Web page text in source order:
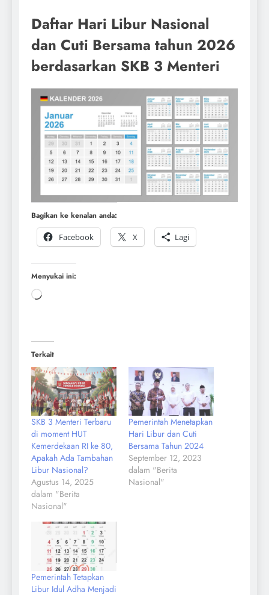
Daftar Hari Libur Nasional
dan Cuti Bersama tahun 2026
berdasarkan SKB 3 Menteri
Bagikan ke kenalan anda:
Facebook
X Lagi
Menyukai ini:
Terkait
SKB 3 Menteri Terbaru
di moment HUT
Kemerdekaan RI ke 80,
Apakah Ada Tambahan
Libur Nasional?
Agustus 14, 2025
dalam "Berita
Nasional"
Pemerintah Menetapkan
Hari Libur dan Cuti
Bersama Tahun 2024
September 12, 2023
dalam "Berita
Nasional"
Pemerintah Tetapkan
Libur Idul Adha Menjadi